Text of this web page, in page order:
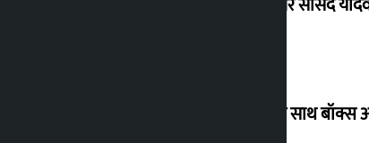
‘गौंथली’ 17.75 करोड़ रुपये के कलेक्शन के साथ